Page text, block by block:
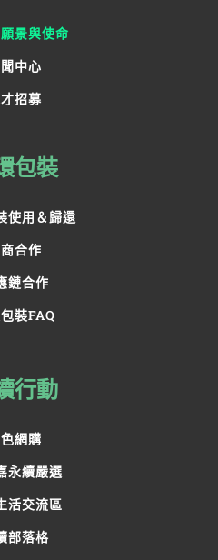
景與使命
中心
招募
包裝
使用＆歸還
合作
鏈合作
裝FAQ
行動
網購
永續嚴選
活交流區
部落格